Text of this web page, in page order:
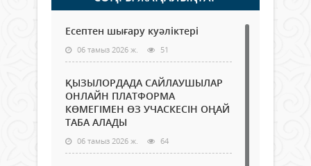
Есептен шығару куәліктері
06 тамыз 2026 ж. 51
ҚЫЗЫЛОРДАДА САЙЛАУШЫЛАР
ОНЛАЙН ПЛАТФОРМА
КӨМЕГІМЕН ӨЗ УЧАСКЕСІН ОҢАЙ
ТАБА АЛАДЫ
06 тамыз 2026 ж. 64